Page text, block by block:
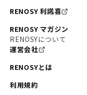
RENOSY 利諾喜
RENOSY マガジン
RENOSYについて
運営会社
RENOSYとは
利用規約